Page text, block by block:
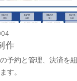
作
予約と管理、決済を組
す。